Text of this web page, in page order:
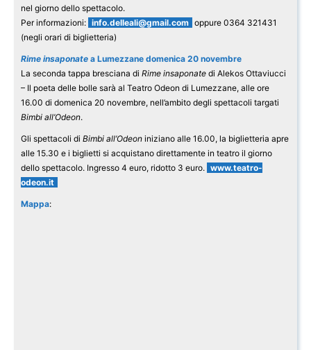
nel giorno dello spettacolo.
Per informazioni: info.delleali@gmail.com oppure 0364 321431
(negli orari di biglietteria)
Rime insaponate a Lumezzane domenica 20 novembre
La seconda tappa bresciana di Rime insaponate di Alekos Ottaviucci
– Il poeta delle bolle sarà al Teatro Odeon di Lumezzane, alle ore
16.00 di domenica 20 novembre, nell’ambito degli spettacoli targati
Bimbi all’Odeon.
Gli spettacoli di Bimbi all’Odeon iniziano alle 16.00, la biglietteria apre
alle 15.30 e i biglietti si acquistano direttamente in teatro il giorno
dello spettacolo. Ingresso 4 euro, ridotto 3 euro. www.teatro-
odeon.it
Mappa: